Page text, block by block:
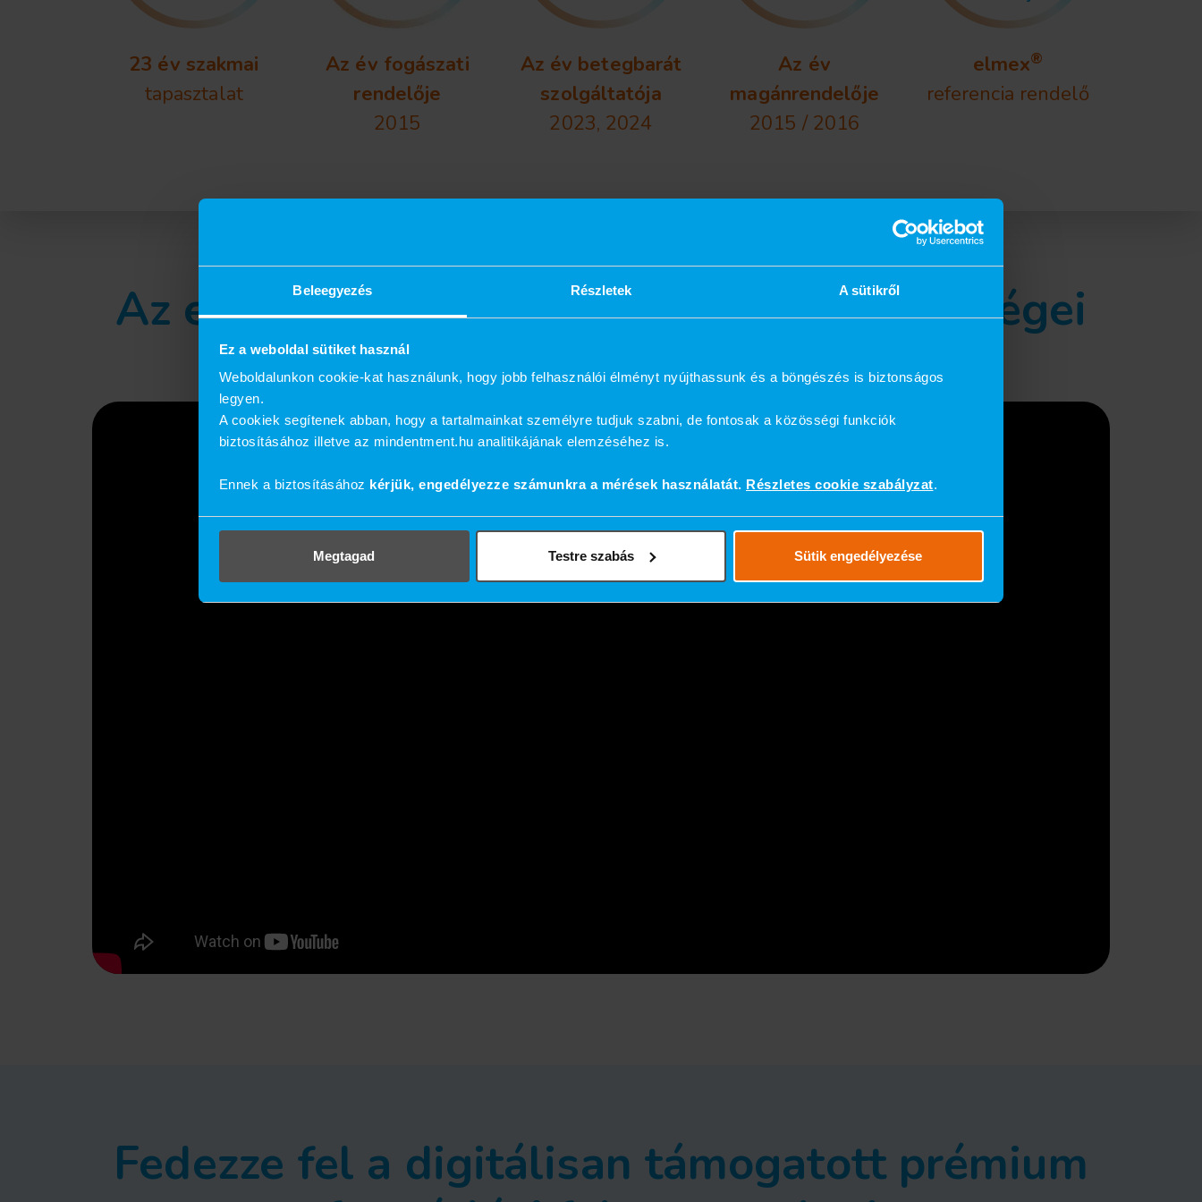
Beleegyezés Részletek A sütikről
Ez a weboldal sütiket használ
Weboldalunkon cookie-kat használunk, hogy jobb felhasználói élményt nyújthassunk és a böngészés is biztonságos
legyen.
A cookiek segítenek abban, hogy a tartalmainkat személyre tudjuk szabni, de fontosak a közösségi funkciók
biztosításához illetve az mindentment.hu analitikájának elemzéséhez is.
Ennek a biztosításához kérjük, engedélyezze számunkra a mérések használatát. Részletes cookie szabályzat.
Megtagad Testre szabás Sütik engedélyezése
23 év szakmai
tapasztalat
Az év fogászati
rendelője
2015
Az év betegbarát
szolgáltatója
2023, 2024
Az év
magánrendelője
2015 / 2016
elmex®
referencia rendelő
Az esztétikus és tartós fogpótlás lehetőségei
Fedezze fel a digitálisan támogatott prémium